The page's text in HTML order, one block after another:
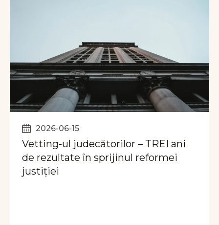
2026-06-15
Vetting-ul judecătorilor – TREI ani
de rezultate în sprijinul reformei
justiției